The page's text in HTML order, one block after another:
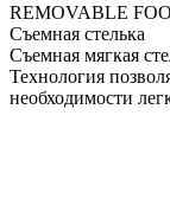
REMOVABLE
Съемная стелька
Съемная мягкая
Технология
необходимости